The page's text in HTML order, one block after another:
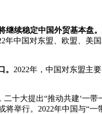
续稳定中国外贸基本盘
年中国对东盟、欧盟、美
2022年，中国对东盟主
二十大提出“推动共建‘一
举行。2022年中国与“